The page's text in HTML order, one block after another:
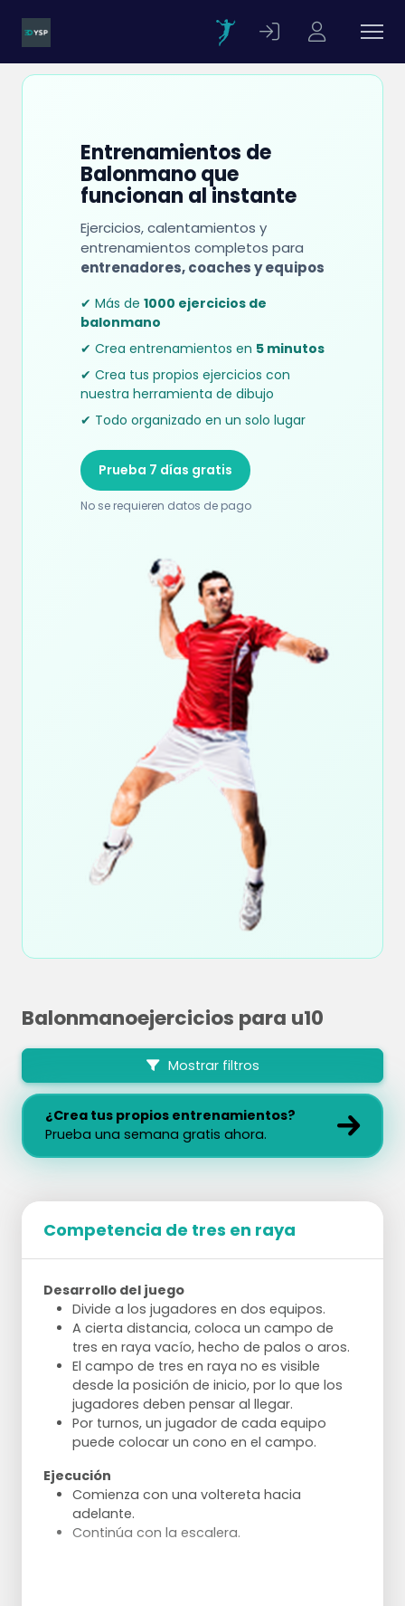
Entrenamientos de
Balonmano que
funcionan al instante
Ejercicios, calentamientos y
entrenamientos completos para
entrenadores, coaches y equipos
✔ Más de 1000 ejercicios de
balonmano
✔ Crea entrenamientos en 5 minutos
✔ Crea tus propios ejercicios con
nuestra herramienta de dibujo
✔ Todo organizado en un solo lugar
Prueba 7 días gratis
No se requieren datos de pago
Balonmanoejercicios para u10
Mostrar filtros
¿Crea tus propios entrenamientos?
Prueba una semana gratis ahora.
Competencia de tres en raya
Desarrollo del juego
Divide a los jugadores en dos equipos.
A cierta distancia, coloca un campo de
tres en raya vacío, hecho de palos o aros.
El campo de tres en raya no es visible
desde la posición de inicio, por lo que los
jugadores deben pensar al llegar.
Por turnos, un jugador de cada equipo
puede colocar un cono en el campo.
Ejecución
Comienza con una voltereta hacia
adelante.
Continúa con la escalera.